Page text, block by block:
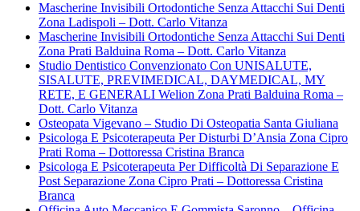
Mascherine Invisibili Ortodontiche Senza Attacchi Sui Denti
Zona Ladispoli – Dott. Carlo Vitanza
Mascherine Invisibili Ortodontiche Senza Attacchi Sui Denti
Zona Prati Balduina Roma – Dott. Carlo Vitanza
Studio Dentistico Convenzionato Con UNISALUTE,
SISALUTE, PREVIMEDICAL, DAYMEDICAL, MY
RETE, E GENERALI Welion Zona Prati Balduina Roma –
Dott. Carlo Vitanza
Osteopata Vigevano – Studio Di Osteopatia Santa Giuliana
Psicologa E Psicoterapeuta Per Disturbi D’Ansia Zona Cipro
Prati Roma – Dottoressa Cristina Branca
Psicologa E Psicoterapeuta Per Difficoltà Di Separazione E
Post Separazione Zona Cipro Prati – Dottoressa Cristina
Branca